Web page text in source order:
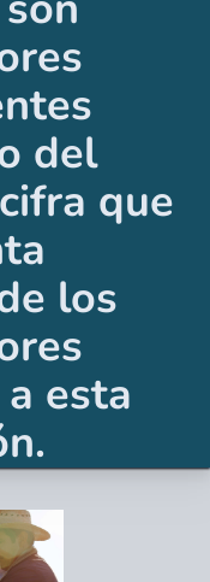
del
que
los
esta